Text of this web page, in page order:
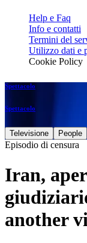
Help e Faq
Info e contatti
Termini del
Utilizzo dati e
Cookie Policy
Spettacolo
Spettacolo
Televisione People
Episodio di censura
Iran,
another